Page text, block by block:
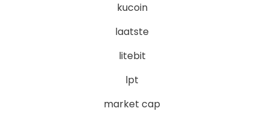
kucoin
laatste
litebit
lpt
market cap